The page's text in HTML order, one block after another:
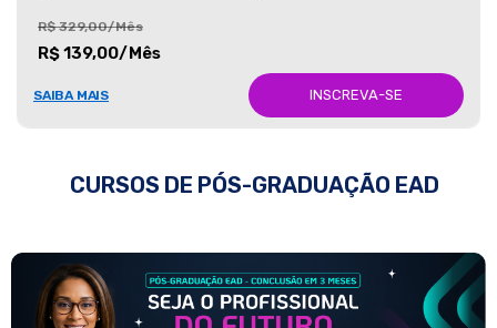
R$ 329,00/Mês
R$ 139,00/Mês
SAIBA MAIS INSCREVA-SE
CURSOS DE PÓS-GRADUAÇÃO EAD